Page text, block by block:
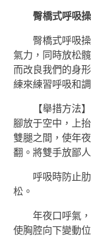
臀橋式呼吸
臀橋式呼吸
氣力，同時放松
而改良我們的身
練來練習呼吸和
【舉措方法
腳放于空中，上
雙腿之間，使年
翻。將雙手放鄙
呼吸時防止
松。
年夜口呼氣
使胸腔向下變動